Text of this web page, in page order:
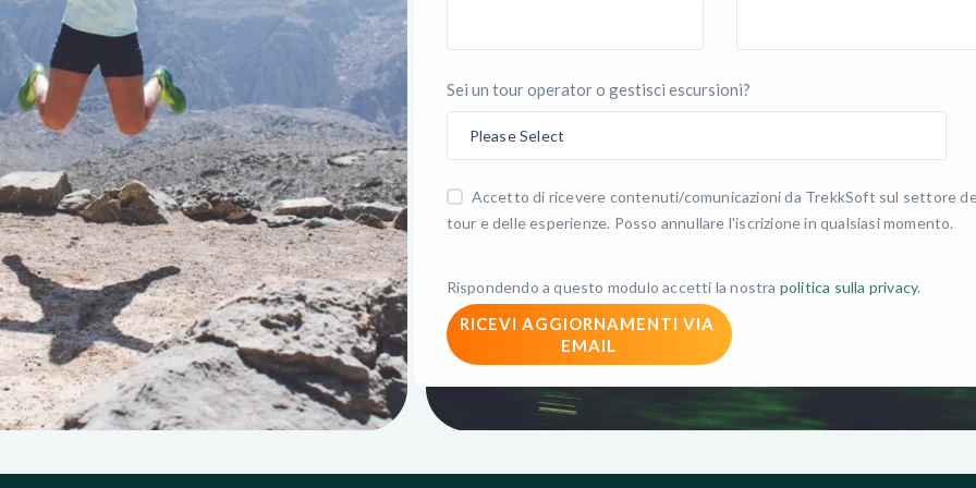
Sei un tour operator o gestisci escursioni?
Accetto di ricevere contenuti/comunicazioni da TrekkSoft sul settore
tour e delle esperienze. Posso annullare l'iscrizione in qualsiasi momento.
Rispondendo a questo modulo accetti la nostra politica sulla privacy.